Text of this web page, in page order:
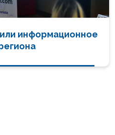
информационное